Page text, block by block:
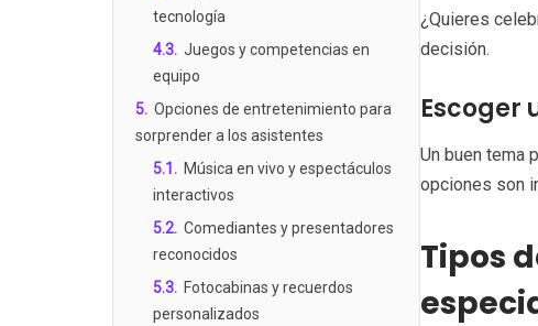
tecnología
4.3. Juegos y competencias en
equipo
5. Opciones de entretenimiento para
sorprender a los asistentes
5.1 . Música en vivo y espectáculos
interactivos
5.2. Comediantes y presentadores
reconocidos
5.3. Fotocabinas y recuerdos
personalizados
¿Quieres
decisión.
Escoger
Un buen tema
opciones son
Tipos